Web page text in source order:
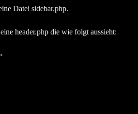
Datei sidebar.php.
header.php die wie folgt aussieht: